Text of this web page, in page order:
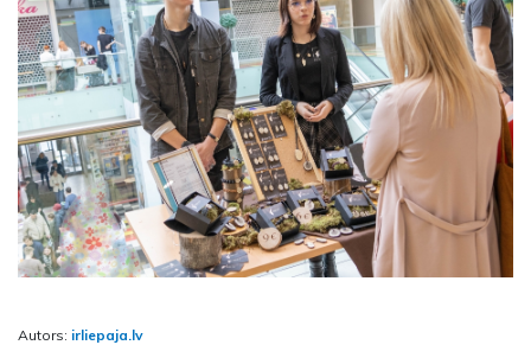
Autors: irliepaja.lv